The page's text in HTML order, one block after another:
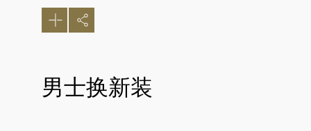
男士换新装